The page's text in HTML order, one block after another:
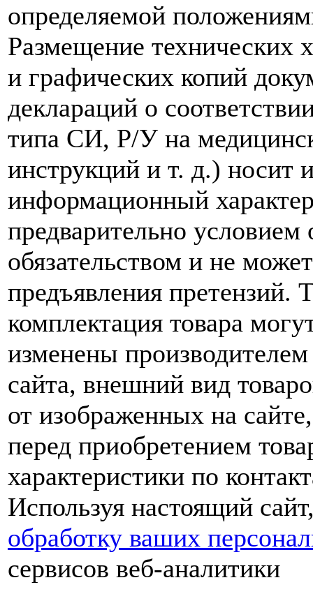
определяемой
Размещение технических
и графических копий
деклараций о
типа СИ, Р/У на
инструкций и т. д.) носит
информационный
предварительно условием
обязательством и не
предъявления претензий.
комплектация товара
изменены производителем
сайта, внешний вид
от изображенных на
перед приобретением
характеристики по
Используя настоящий
обработку ваших
сервисов веб-аналитики